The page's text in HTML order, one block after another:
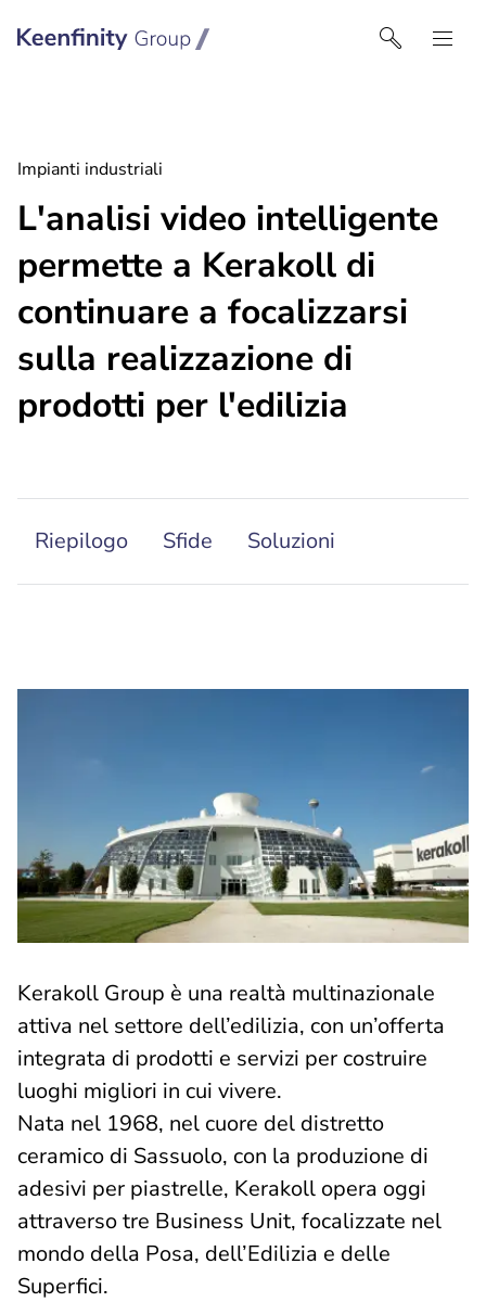
Keenfinity Group I Italy
Impianti industriali
L'analisi video intelligente
permette a Kerakoll di
continuare a focalizzarsi
sulla realizzazione di
prodotti per l'edilizia
Riepilogo Sfide Soluzioni
Kerakoll Group è una realtà multinazionale
attiva nel settore dell’edilizia, con un’offerta
integrata di prodotti e servizi per costruire
luoghi migliori in cui vivere.
Nata nel 1968, nel cuore del distretto
ceramico di Sassuolo, con la produzione di
adesivi per piastrelle, Kerakoll opera oggi
attraverso tre Business Unit, focalizzate nel
mondo della Posa, dell’Edilizia e delle
Superfici.